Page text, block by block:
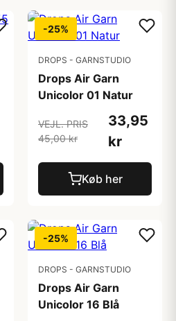
-25%
DROPS - GARNSTUDIO
Drops Air Garn
Unicolor 01 Natur
VEJL. PRIS
45,00 kr
33,95
kr
Køb her
-25%
DROPS - GARNSTUDIO
Drops Air Garn
Unicolor 16 Blå